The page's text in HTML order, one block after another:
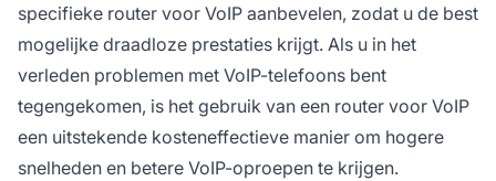
specifieke router voor VoIP aanbevelen, zodat u de best
mogelijke draadloze prestaties krijgt. Als u in het
verleden problemen met VoIP-telefoons bent
tegengekomen, is het gebruik van een router voor VoIP
een uitstekende kosteneffectieve manier om hogere
snelheden en betere VoIP-oproepen te krijgen.